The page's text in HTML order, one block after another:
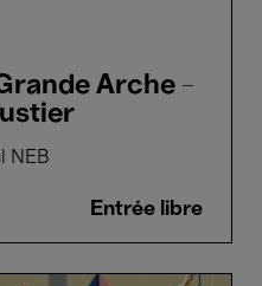
Arche -
NEB
Entrée libre